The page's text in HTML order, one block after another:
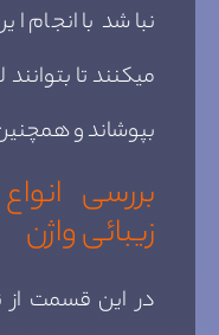
نباشد با انجام
میکنند تا
بپوشاند و
بررسی
زیبائی واژن
در این قسمت از